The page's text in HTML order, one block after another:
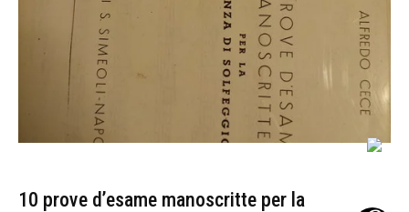
10 prove d’esame manoscritte per la